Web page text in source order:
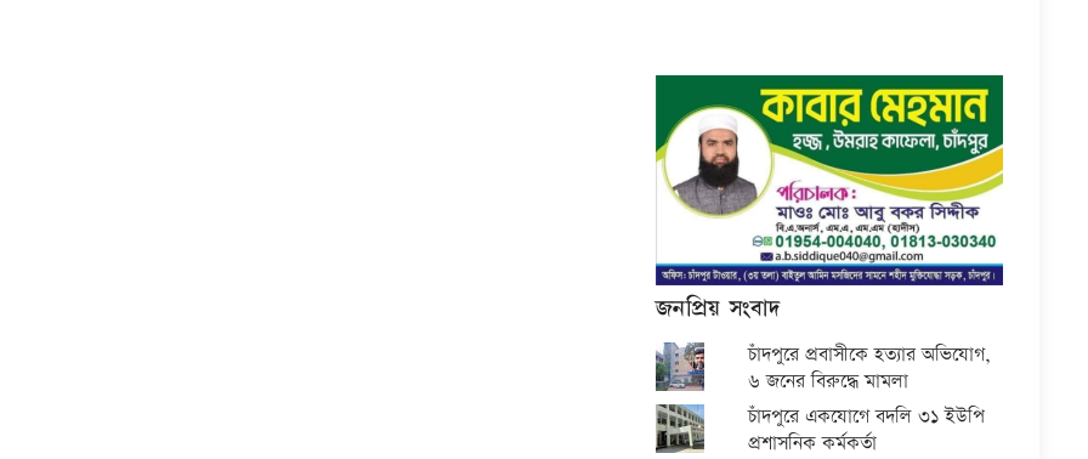
জনপ্রিয় সংবাদ
চাঁদপুরে প্রবাসীকে হত্যার অভিযোগ,
৬ জনের বিরুদ্ধে মামলা
চাঁদপুরে একযোগে বদলি ৩১ ইউপি
প্রশাসনিক কর্মকর্তা